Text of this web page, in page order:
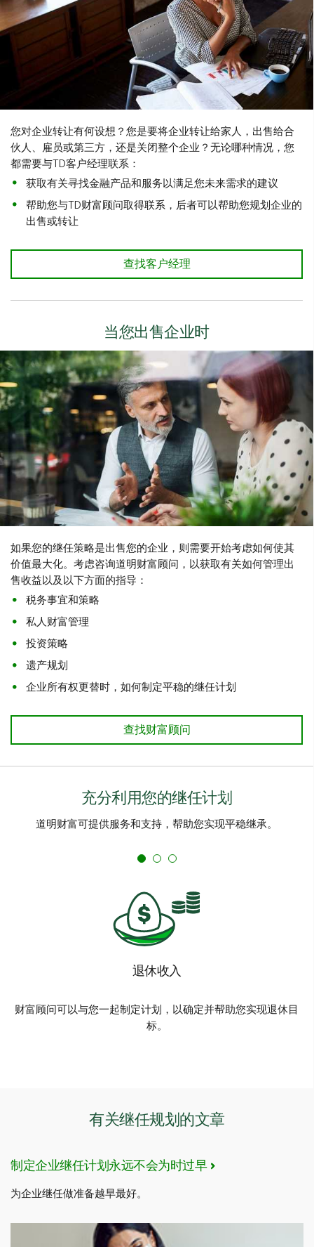
向道明财富顾问咨询有关销售收益的可能投资选择
接受有关税务事宜的教育，并根据需要寻求专业指导
您对企业转让有何设想？您是要将企业转让给家人，出售给合
伙人、雇员或第三方，还是关闭整个企业？无论哪种情况，您
都需要与TD客户经理联系：
获取有关寻找金融产品和服务以满足您未来需求的建议
帮助您与TD财富顾问取得联系，后者可以帮助您规划企业的
出售或转让
查找客户经理
当您出售企业时
如果您的继任策略是出售您的企业，则需要开始考虑如何使其
价值最大化。考虑咨询道明财富顾问，以获取有关如何管理出
售收益以及以下方面的指导：
税务事宜和策略
私人财富管理
投资策略
遗产规划
企业所有权更替时，如何制定平稳的继任计划
查找财富顾问
充分利用您的继任计划
道明财富可提供服务和支持，帮助您实现平稳继承。
退休收入
财富顾问可以与您一起制定计划，以确定并帮助您实现退休目
标。
有关继任规划的文章
制定企业继任计划永远不会为时过早
为企业继任做准备越早最好。